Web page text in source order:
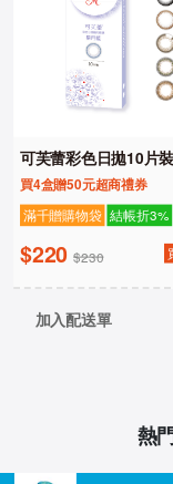
可芙蕾彩色日拋10片裝
買4盒贈50元超商禮券
滿千贈購物袋 結帳折3%
$220 $230
加入配送單
熱